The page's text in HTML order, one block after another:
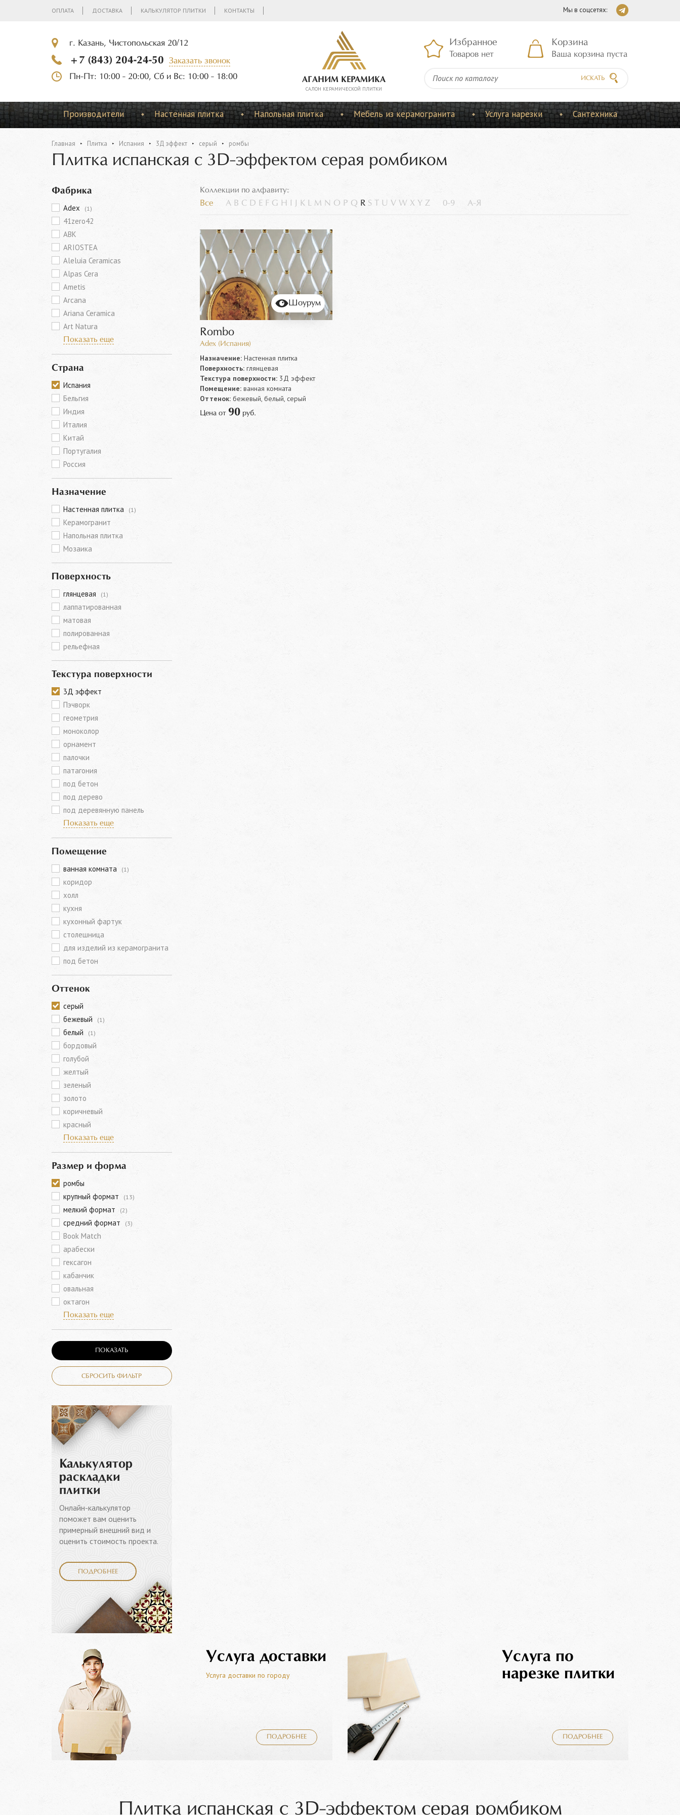
ОПЛАТА ДОСТАВКА КАЛЬКУЛЯТОР ПЛИТКИ КОНТАКТЫ Мы в соцсетях:
г. Казань, Чистопольская 20/12
+7 (843) 204-24-50
Заказать звонок
Пн-Пт: 10:00 - 20:00, Сб и Вс: 10:00 - 18:00
АГАНИМ КЕРАМИКА
CАЛОН КЕРАМИЧЕСКОЙ ПЛИТКИ
Избранное
Товаров нет
Корзина
Ваша корзина пуста
ИСКАТЬ
Производители Настенная плитка Напольная плитка Мебель из керамогранита Услуга нарезки Сантехника
Главная Плитка Испания 3Д эффект серый ромбы
Плитка испанская с 3D-эффектом серая ромбиком
Фабрика
Adex (1)
41zero42
ABK
ARIOSTEA
Aleluia Ceramicas
Alpas Cera
Ametis
Arcana
Ariana Ceramica
Art Natura
Показать еще
Страна
Испания
Бельгия
Индия
Италия
Китай
Португалия
Россия
Назначение
Настенная плитка (1)
Керамогранит
Напольная плитка
Мозаика
Поверхность
глянцевая (1)
лаппатированная
матовая
полированная
рельефная
Текстура поверхности
3Д эффект
Пэчворк
геометрия
моноколор
орнамент
палочки
патагония
под бетон
под дерево
под деревянную панель
Показать еще
Помещение
ванная комната (1)
коридор
холл
кухня
кухонный фартук
столешница
для изделий из керамогранита
под бетон
Оттенок
серый
бежевый
(1)
белый (1)
бордовый
голубой
желтый
зеленый
золото
коричневый
красный
Показать еще
Размер и форма
ромбы
крупный формат
(13)
мелкий формат (2)
средний формат (3)
Book Match
арабески
гексагон
кабанчик
овальная
октагон
Показать еще
ПОКАЗАТЬ
СБРОСИТЬ ФИЛЬТР
Калькулятор
раскладки
плитки
Онлайн-калькулятор
поможет вам оценить
примерный внешний вид и
оценить стоимость проекта.
ПОДРОБНЕЕ
Коллекции по алфавиту:
Все A B C D E F G H K L M N O P Q R S U V W X Y Z 0-9 А-Я
Шоурум
Rombo
Adex (Испания)
Назначение:Настенная плитка
Поверхность:глянцевая
Текстура поверхности:3Д эффект
Помещение:ванная комната
Оттенок:бежевый, белый, серый
Цена от 90руб.
Услуга доставки
Услуга доставки по городу
ПОДРОБНЕЕ
Услуга по
нарезке плитки
ПОДРОБНЕЕ
Плитка испанская с 3D-эффектом серая ромбиком